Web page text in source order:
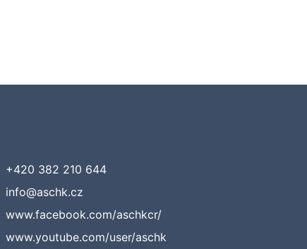
+420 382 210 644
info@aschk.cz
www.facebook.com/aschkcr/
www.youtube.com/user/aschk